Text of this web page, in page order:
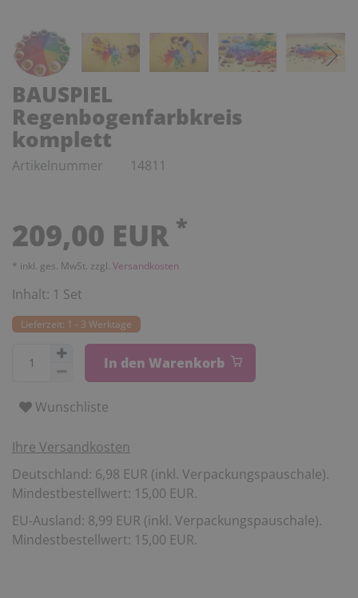
BAUSPIEL
Regenbogenfarbkreis
komplett
Artikelnummer 14811
209,00 EUR *
* inkl. ges. MwSt. zzgl. Versandkosten
Inhalt: 1 Set
Lieferzeit: 1 - 3 Werktage
In den Warenkorb
Wunschliste
Ihre Versandkosten
Deutschland: 6,98 EUR (inkl. Verpackungspauschale).
Mindestbestellwert: 15,00 EUR.
EU-Ausland: 8,99 EUR (inkl. Verpackungspauschale).
Mindestbestellwert: 15,00 EUR.